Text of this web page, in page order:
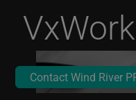
Contact Wind River